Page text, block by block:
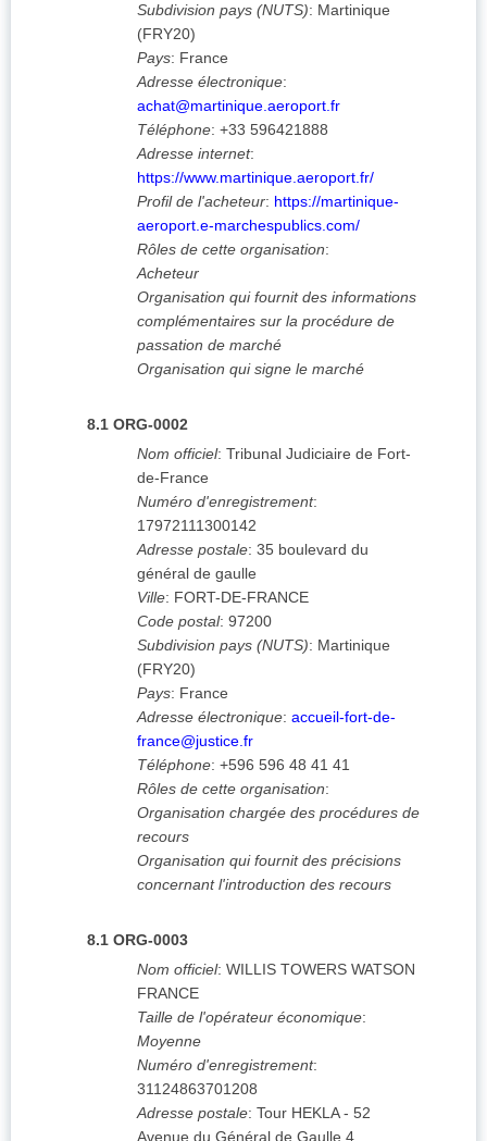
Subdivision pays (NUTS): Martinique
(FRY20)
Pays: France
Adresse électronique:
achat@martinique.aeroport.fr
Téléphone: +33 596421888
Adresse internet:
https://www.martinique.aeroport.fr/
Profil de l'acheteur: https://martinique-
aeroport.e-marchespublics.com/
Rôles de cette organisation:
Acheteur
Organisation qui fournit des informations
complémentaires sur la procédure de
passation de marché
Organisation qui signe le marché
8.1 ORG-0002
Nom officiel: Tribunal Judiciaire de Fort-
de-France
Numéro d'enregistrement:
17972111300142
Adresse postale: 35 boulevard du
général de gaulle
Ville: FORT-DE-FRANCE
Code postal: 97200
Subdivision pays (NUTS): Martinique
(FRY20)
Pays: France
Adresse électronique: accueil-fort-de-
france@justice.fr
Téléphone: +596 596 48 41 41
Rôles de cette organisation:
Organisation chargée des procédures de
recours
Organisation qui fournit des précisions
concernant l'introduction des recours
8.1 ORG-0003
Nom officiel: WILLIS TOWERS WATSON
FRANCE
Taille de l'opérateur économique:
Moyenne
Numéro d'enregistrement:
31124863701208
Adresse postale: Tour HEKLA - 52
Avenue du Général de Gaulle 4